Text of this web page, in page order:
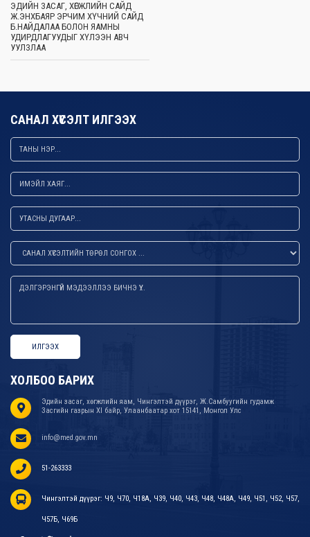
ЭДИЙН ЗАСАГ, ХӨГЖЛИЙН САЙД
Ж.ЭНХБАЯР ЭРЧИМ ХҮЧНИЙ САЙД
Б.НАЙДАЛАА БОЛОН ЯАМНЫ
УДИРДЛАГУУДЫГ ХҮЛЭЭН АВЧ
УУЛЗЛАА
САНАЛ ХҮСЭЛТ ИЛГЭЭХ
ИЛГЭЭХ
ХОЛБОО БАРИХ
Эдийн засаг, хөгжлийн яам, Чингэлтэй дүүрэг, Ж.Самбуугийн гудамж
Засгийн газрын XI байр, Улаанбаатар хот 15141, Монгол Улс
info@med.gov.mn
51-263333
Чингэлтэй дүүрэг: Ч9, Ч70, Ч18А, Ч39, Ч40, Ч43, Ч48, Ч48А, Ч49, Ч51, Ч52, Ч57,
Ч57Б, Ч69Б